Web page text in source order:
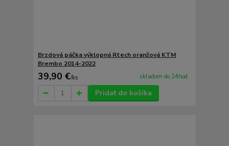
Brzdová páčka výklopná Rtech oranžová KTM
Brembo 2014-2022
39,90 €/ks skladom do 24hod.
Pridať do košíka